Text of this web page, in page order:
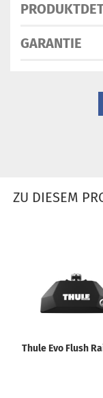
GARANTIE
ZU DIESEM
Thule Evo Flush